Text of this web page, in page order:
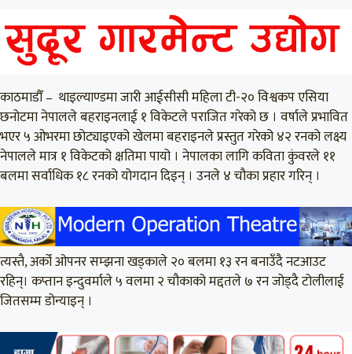
काठमाडौँ – थाइल्याण्डमा जारी आईसीसी महिला टी-२० विश्वकप एसिया
छनोटमा नेपालले बहराइनलाई १ विकेटले पराजित गरेको छ । वर्षाले प्रभावित
भएर ५ ओभरमा छोट्याइएको खेलमा बहराइनले प्रस्तुत गरेको ४२ रनको लक्ष्य
नेपालले मात्र १ विकेटको क्षतिमा पायो । नेपालका लागि कविता कुंवरले ११
बलमा सर्वाधिक १८ रनको योगदान दिइन् । उनले ४ चौका प्रहार गरिन् ।
त्यस्तै, अर्को ओपनर सम्झना खड्काले २० बलमा १३ रन बनाउँदै नटआउट
रहिन्। कप्तान इन्दुवर्माले ५ वलमा २ चौकाको मद्दतले ७ रन जोड्दै टोलीलाई
जितसम्म डोन्याइन् ।